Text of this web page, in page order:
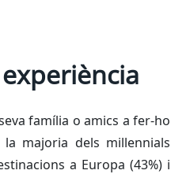
família o amics a fer-ho
majoria dels millennials
a Europa (43%) i